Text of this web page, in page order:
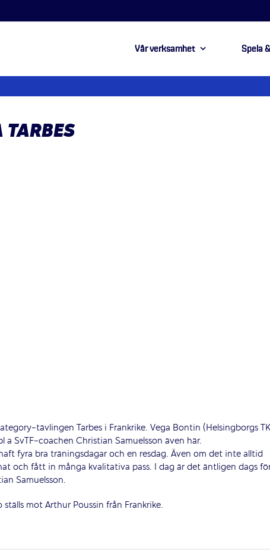
Vår verksamhet Spela
tävlingen Tarbes i Frankrike. Vega Bontin (Helsingborgs
SvTF-coachen Christian Samuelsson även här.
fyra bra träningsdagar och en resdag. Även om det inte alltid
och fått in många kvalitativa pass. I dag är det äntligen dags
Samuelsson.
mot Arthur Poussin från Frankrike.